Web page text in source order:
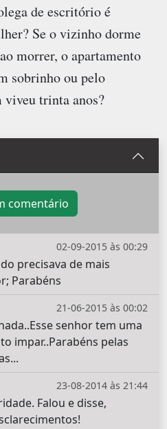
de escritório é
Se o vizinho dorme
morrer, o apartamento
sobrinho ou pelo
viveu trinta anos?
comentário
02-09-2015 às 00:29
precisava de mais
Parabéns
21-06-2015 às 00:02
senhor tem uma
impar..Parabéns pelas
23-08-2014 às 21:44
Falou e disse,